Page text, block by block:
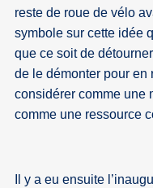
reste de roue de vélo
symbole sur cette idée
que ce soit de
de le démonter pour en
considérer comme une
comme une ressource
Il y a eu ensuite